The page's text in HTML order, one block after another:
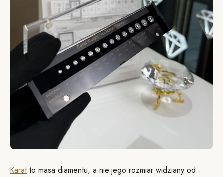
Karatto masa diamentu, a nie jego rozmiar widziany od